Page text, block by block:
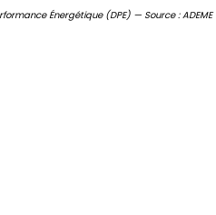
Énergétique (DPE) — Source : ADEME